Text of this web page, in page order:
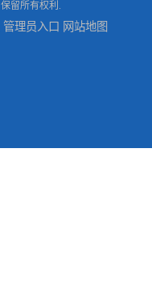
保留所有权利.
管理员入口 网站地图